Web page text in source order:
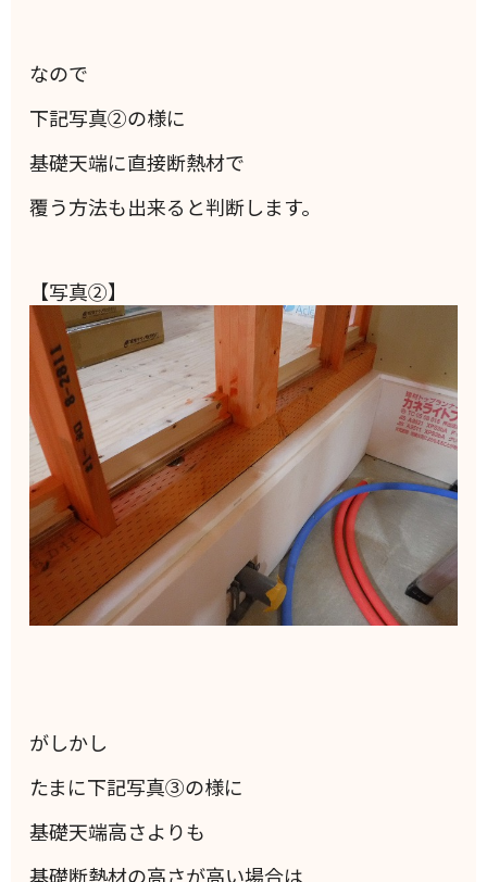
なので
下記写真②の様に
基礎天端に直接断熱材で
覆う方法も出来ると判断します。
【写真②】
がしかし
たまに下記写真③の様に
基礎天端高さよりも
基礎断熱材の高さが高い場合は